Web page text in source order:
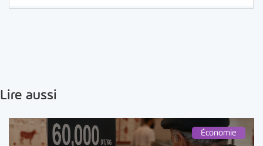
Lire aussi
Économie